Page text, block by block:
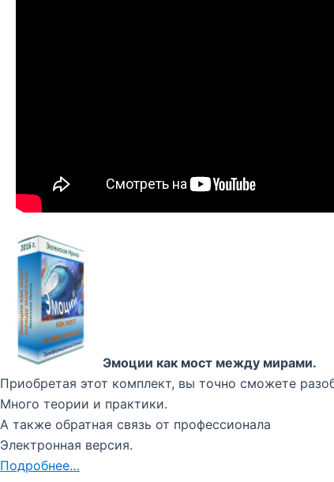
Эмоции как мост между мирами.
Приобретая этот комплект, вы точно сможете
Много теории и практики.
А также обратная связь от профессионала
Электронная версия.
Подробнее…